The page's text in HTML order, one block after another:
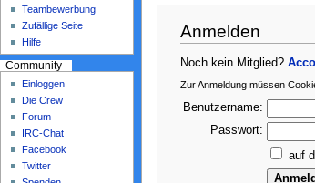
Anmelden
Noch kein Mitglied?
Zur Anmeldung müssen
Benutzername:
Passwort:
auf
Teambewerbung
Zufällige Seite
Hilfe
Community
Einloggen
Die Crew
Forum
IRC-Chat
Facebook
Twitter